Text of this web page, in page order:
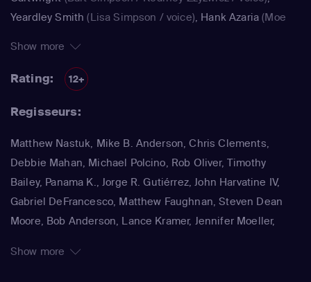
Yeardley Smith (Lisa Simpson / voice), Hank Azaria (Moe
Castellaneta(Homer Simpson / Kodos)
(Bart Simpson)
Houten / Clancy Wiggum / Snake Jailbird / Maximilian von
(Marge Simpson / Patty Bouvier / Selma
Bouvier)
Nancy Cartwright
(Cletus Spuckler / Kirk Van
Comic Book Guy)
Show more
Rating: 12+
Regisseurs:
Matthew Nastuk, Mike B. Anderson, Chris Clements,
Debbie Mahan, Michael Polcino, Rob Oliver, Timothy
Bailey, Panama K., Jorge R. Gutiérrez, John Harvatine IV,
Gabriel DeFrancesco, Matthew Faughnan, Steven Dean
Moore, Bob Anderson, Lance Kramer, Jennifer Moeller,
Show more